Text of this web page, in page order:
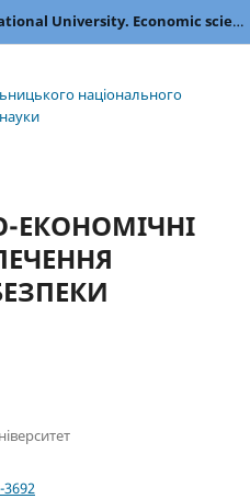
Herald of Khmelnytskyi National University. Economic sciences
національного
ЕКОНОМІЧНІ